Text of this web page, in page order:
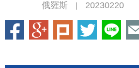
俄羅斯 20230220